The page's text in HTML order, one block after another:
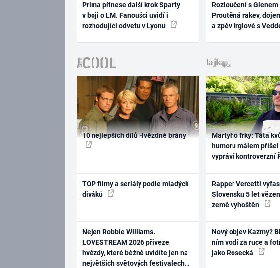
Prima přinese další krok Sparty
v boji o LM. Fanoušci uvidí i
rozhodující odvetu v Lyonu
Rozloučení s Glenem
Proutěná rakev,
a zpěv Irglové s
10 nejlepších dílů Hvězdné brány
TOP filmy a seriály podle mladých
diváků
Nejen Robbie Williams.
LOVESTREAM 2026 přiveze
hvězdy, které běžně uvidíte jen na
největších světových festivalech
Martyho frky: Táta
humoru málem přišel
vypráví kontroverzní
Rapper Vercetti
Slovensku 5 let
země vyhoštěn
Nový objev Kazmy?
ním vodí za ruce a
jako Rosecká